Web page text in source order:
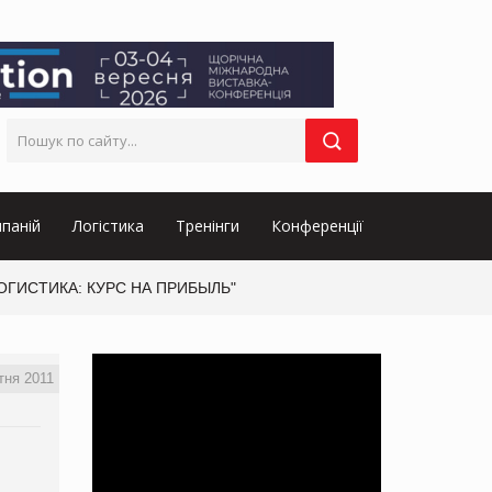
Логістика Тренінги Конференції
ЛОГИСТИКА: КУРС НА ПРИБЫЛЬ"
2011